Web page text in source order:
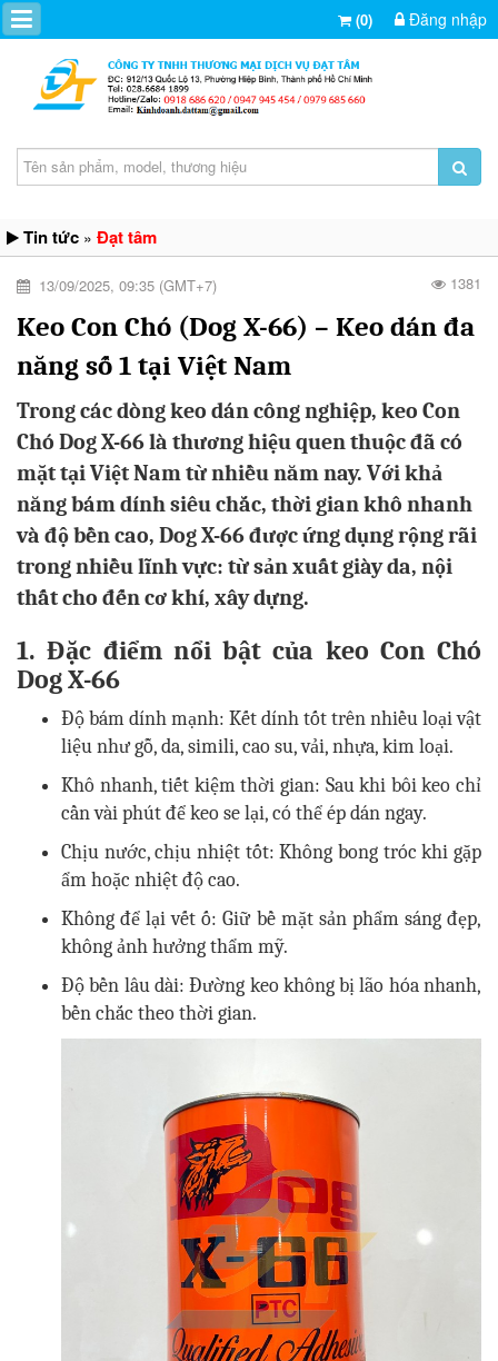
(0) Đăng nhập
Tin tức » Đạt tâm
13/09/2025, 09:35 (GMT+7) 1381
Keo Con Chó (Dog X-66) – Keo dán đa
năng số 1 tại Việt Nam
Trong các dòng keo dán công nghiệp, keo Con
Chó Dog X-66 là thương hiệu quen thuộc đã có
mặt tại Việt Nam từ nhiều năm nay. Với khả
năng bám dính siêu chắc, thời gian khô nhanh
và độ bền cao, Dog X-66 được ứng dụng rộng rãi
trong nhiều lĩnh vực: từ sản xuất giày da, nội
thất cho đến cơ khí, xây dựng.
1. Đặc điểm nổi bật của keo Con Chó
Dog X-66
Độ bám dính mạnh: Kết dính tốt trên nhiều loại vật
liệu như gỗ, da, simili, cao su, vải, nhựa, kim loại.
Khô nhanh, tiết kiệm thời gian: Sau khi bôi keo chỉ
cần vài phút để keo se lại, có thể ép dán ngay.
Chịu nước, chịu nhiệt tốt: Không bong tróc khi gặp
ẩm hoặc nhiệt độ cao.
Không để lại vết ố: Giữ bề mặt sản phẩm sáng đẹp,
không ảnh hưởng thẩm mỹ.
Độ bền lâu dài: Đường keo không bị lão hóa nhanh,
bền chắc theo thời gian.